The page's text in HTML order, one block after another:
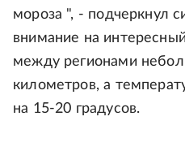
мороза ", - подчеркнул
внимание на
между регионами
километров, а
на 15-20 градусов.